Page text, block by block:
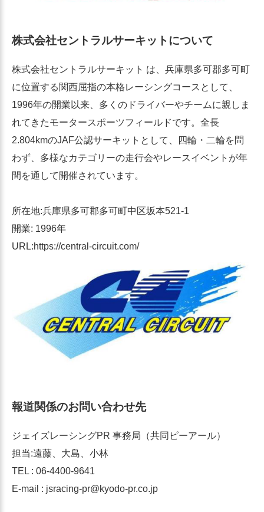
株式会社セントラルサーキットについて
株式会社セントラルサーキット は、兵庫県多可郡多可町
に位置する関西屈指の本格レーシングコースとして、
1996年の開業以来、多くのドライバーやチームに親しま
れてきたモータースポーツフィールドです。全長
2.804kmのJAF公認サーキットとして、四輪・二輪を問
わず、多様なカテゴリーの走行会やレースイベントが年
間を通して開催されています。
所在地:兵庫県多可郡多可町中区坂本521-1
開業: 1996年
URL:https://central-circuit.com/
報道関係のお問い合わせ先
ジェイズレーシングPR 事務局（共同ピーアール）
担当:遠藤、大島、小林
TEL : 06-4400-9641
E-mail : jsracing-pr@kyodo-pr.co.jp